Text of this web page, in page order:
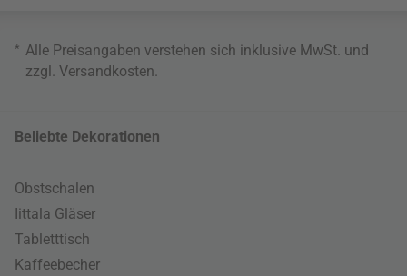
* Alle Preisangaben verstehen sich inklusive MwSt. und
zzgl. Versandkosten
Beliebte Dekorationen
Obstschalen
Iittala Gläser
Tabletttisch
Kaffeebecher